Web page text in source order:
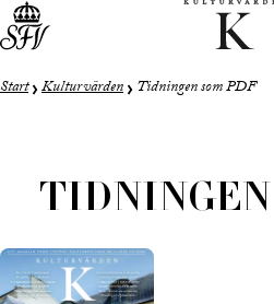
Start Kulturvärden Tidningen som PDF
TIDNINGEN